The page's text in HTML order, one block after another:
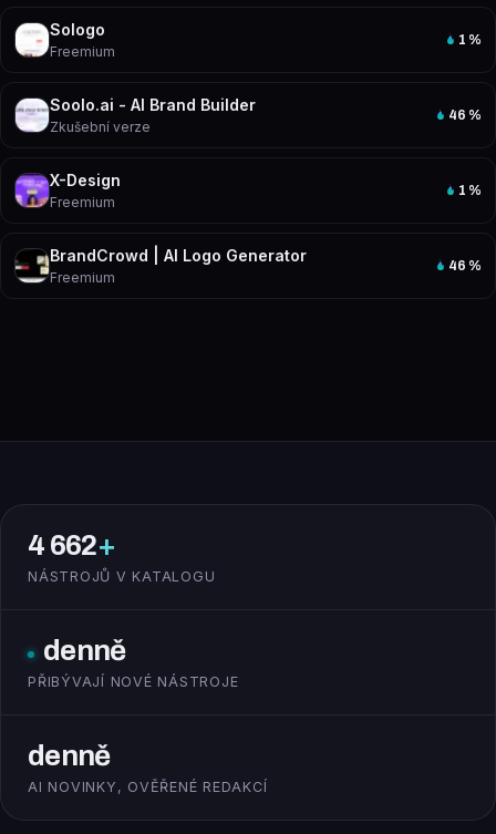
Sologo
Freemium
1 %
Soolo.ai - AI Brand Builder
Zkušební verze
46 %
X-Design
Freemium
1 %
BrandCrowd | AI Logo Generator
Freemium
46 %
4 662+
NÁSTROJŮ V KATALOGU
denně
PŘIBÝVAJÍ NOVÉ NÁSTROJE
denně
AI NOVINKY, OVĚŘENÉ REDAKCÍ